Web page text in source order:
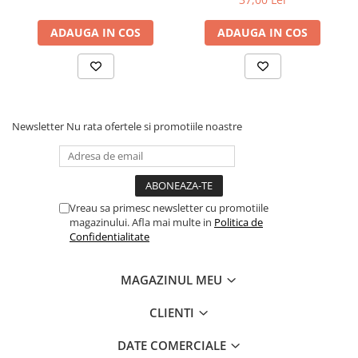
Accesorii Arhivare
Hartie si Accesorii
Articole scolare
Caiete si Carnetele scolare
Coperti, Mape, Etichete
Ghiozdane si Penare scolare
Instrumente si Truse Geometrie
Consumabile & Accesorii
ADAUGA IN COS ADAUGA IN COS
Newsletter Nu rata ofertele si promotiile noastre
Vreau sa primesc newsletter cu promotiile
magazinului. Afla mai multe in Politica de
Confidentialitate
MAGAZINUL MEU
CLIENTI
DATE COMERCIALE